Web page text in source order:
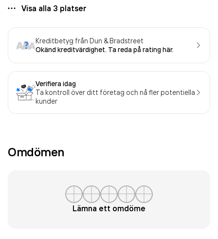
Visa alla 3 platser
Kreditbetyg från Dun & Bradstreet
Okänd kreditvärdighet. Ta reda på rating här.
Verifiera idag
Ta kontroll över ditt företag och nå fler potentiella
kunder
Omdömen
Lämna ett omdöme